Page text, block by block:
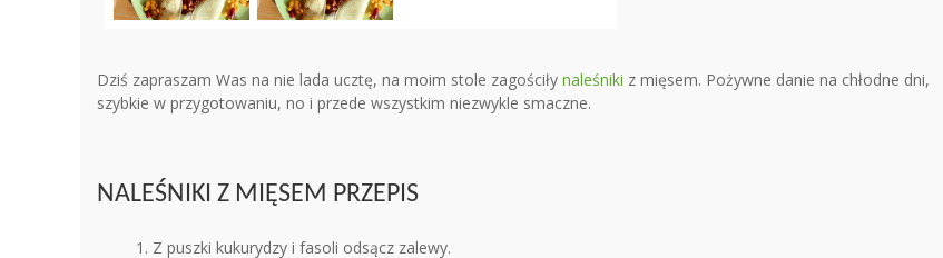
Dziś zapraszam Was na nie lada ucztę, na moim stole zagościły naleśniki z mięsem. Pożywne danie na chłodne dni,
szybkie w przygotowaniu, no i przede wszystkim niezwykle smaczne.
NALEŚNIKI Z MIĘSEM PRZEPIS
Z puszki kukurydzy i fasoli odsącz zalewy.